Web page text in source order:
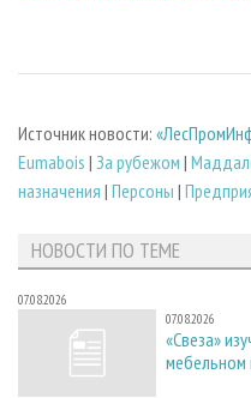
Источник новости:
Eumabois | За рубежом |
назначения | Персоны |
НОВОСТИ ПО ТЕМЕ
07.08.2026
07.08.2026
«Свеза»
мебельном